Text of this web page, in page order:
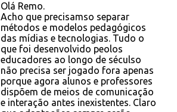
Olá Remo.
Acho que precisamso separar
métodos e modelos pedagógicos
das mídias e tecnologias. Tudo o
que foi desenvolvido peolos
educadores ao longo de séculso
não precisa ser jogado fora apenas
porque agora alunos e professores
dispõem de meios de comunicação
e interação antes inexistentes. Claro